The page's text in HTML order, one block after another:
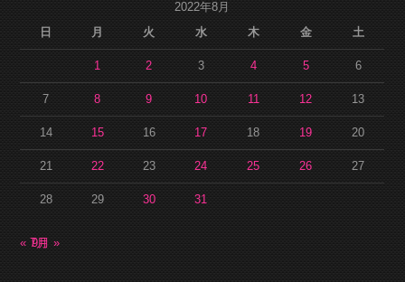
2022年8月
日
月 火 水 木 金 土
1 2 3 4 5 6
7 8 9 10 11 12 13
14 15 16 17 18 19 20
21 22 23 24 25 26 27
28 29 30 31
« 7月9月 »